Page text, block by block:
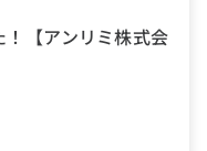
【アンリミ株式会